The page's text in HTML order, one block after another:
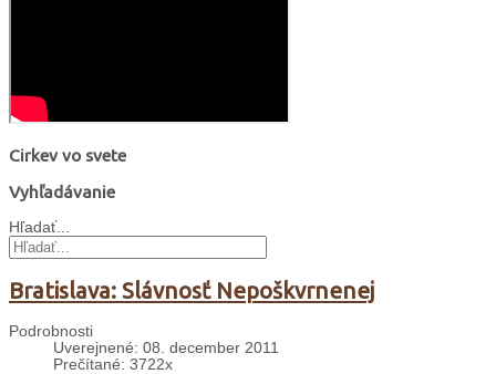
Cirkev vo svete
Vyhľadávanie
Hľadať...
Bratislava: Slávnosť Nepoškvrnenej
Podrobnosti
Uverejnené: 08. december 2011
Prečítané: 3722x